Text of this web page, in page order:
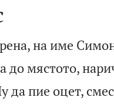
на име
до мястото,
да пие оцет,